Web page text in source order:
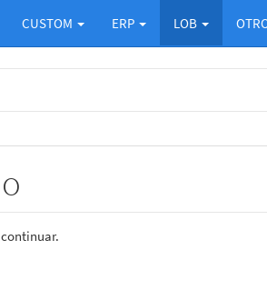
CUSTOM ERP LOB